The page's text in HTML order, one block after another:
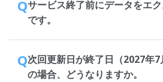
Qサービス終了前にデータをエ
です。
Q次回更新日が終了日（2027年
の場合、どうなりますか。